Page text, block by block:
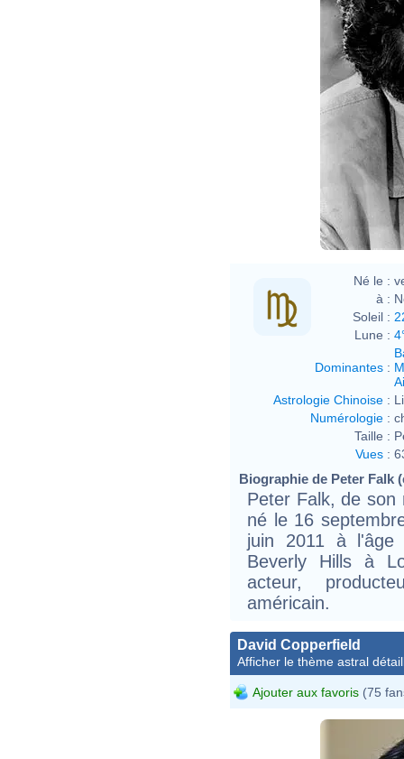
Né le :
à :
Soleil :
Lune :
Dominantes :
Astrologie Chinoise :
Numérologie :
Taille :
Vues :
Biographie de Peter Falk
Peter Falk, de son
né le 16
juin 2011 à
Beverly Hills à
acteur,
américain.
David Copperfield
Afficher le thème astral
Ajouter aux favoris (75